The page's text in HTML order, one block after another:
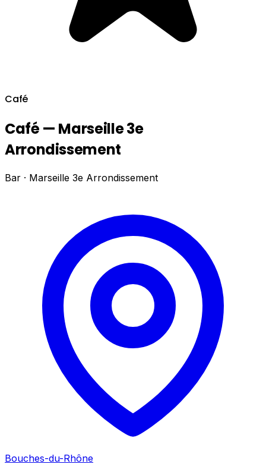
Café
Café — Marseille 3e
Arrondissement
Bar · Marseille 3e Arrondissement
Bouches-du-Rhône